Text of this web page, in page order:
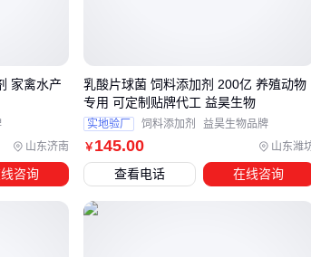
场，直接添加饲料级蛋氨酸
能精准控制含
需考虑适口性影响。中小养殖户更推荐采用天
加剂为辅的阶梯方案：
豆粕+血粉组合
山东济南
家禽水产
咨询
￥ 145.00 山东潍
乳酸片球菌 饲料添加剂 200亿 养殖动物
专用 可定制贴牌代工 益昊生物
实地验厂 饲料添加剂 益昊生物品牌
查看电话 在线咨询